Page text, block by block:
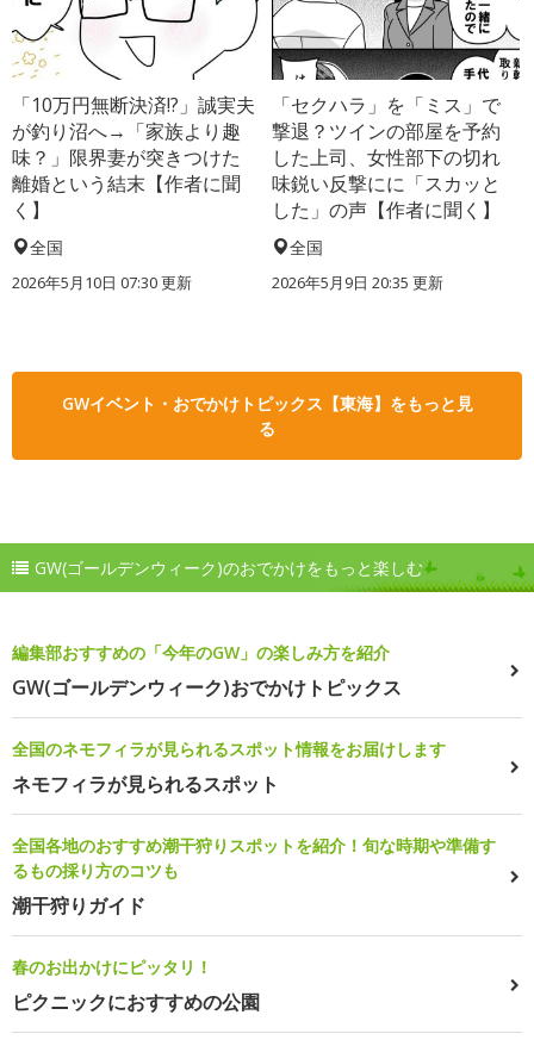
「10万円無断決済!?」誠実夫
が釣り沼へ→「家族より趣
味？」限界妻が突きつけた
離婚という結末【作者に聞
く】
全国
2026年5月10日 07:30 更新
「セクハラ」を「ミス」で
撃退？ツインの部屋を予約
した上司、女性部下の切れ
味鋭い反撃にに「スカッと
した」の声【作者に聞く】
全国
2026年5月9日 20:35 更新
GWイベント・おでかけトピックス【東海】をもっと見
る
GW(ゴールデンウィーク)のおでかけをもっと楽しむ
編集部おすすめの「今年のGW」の楽しみ方を紹介
GW(ゴールデンウィーク)おでかけトピックス
全国のネモフィラが見られるスポット情報をお届けします
ネモフィラが見られるスポット
全国各地のおすすめ潮干狩りスポットを紹介！旬な時期や準備す
るもの採り方のコツも
潮干狩りガイド
春のお出かけにピッタリ！
ピクニックにおすすめの公園